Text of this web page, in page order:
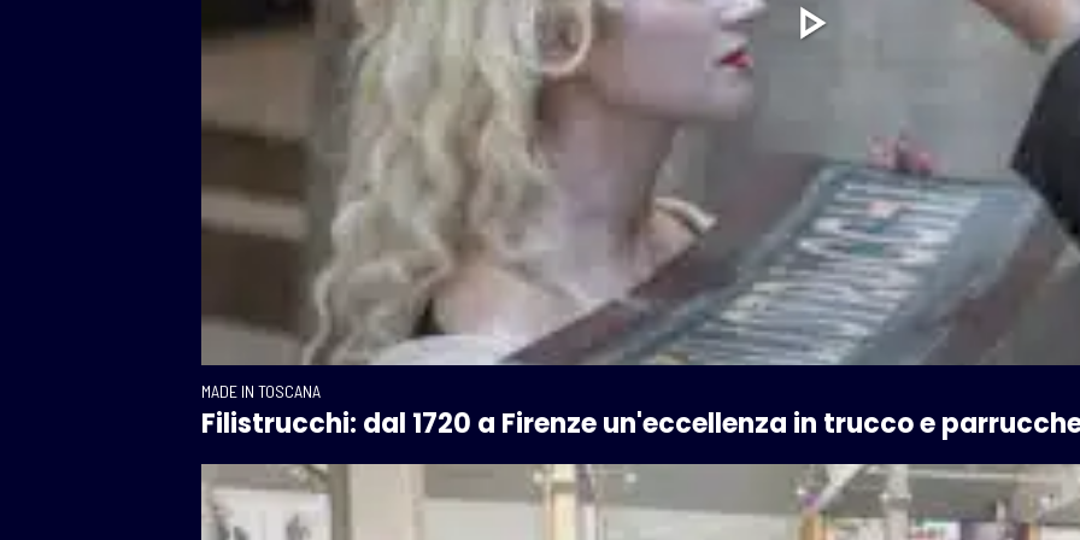
MADE IN TOSCANA
Filistrucchi: dal 1720 a Firenze un'eccellenza in trucco e